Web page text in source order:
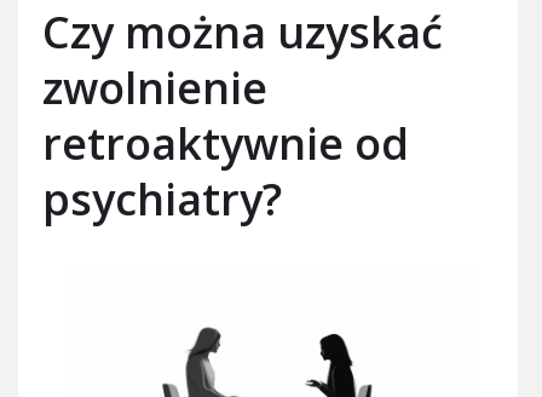
Czy można uzyskać
zwolnienie
retroaktywnie od
psychiatry?